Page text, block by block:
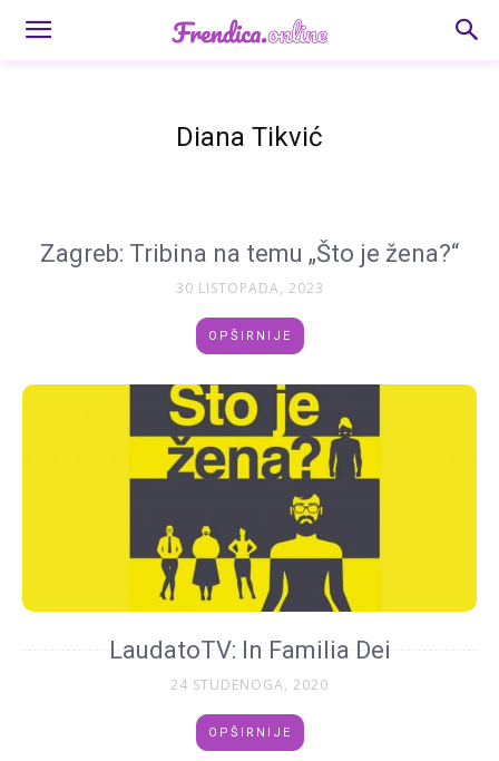
Diana Tikvić
Zagreb: Tribina na temu „Što je žena?“
30 LISTOPADA, 2023
OPŠIRNIJE
LaudatoTV: In Familia Dei
24 STUDENOGA, 2020
OPŠIRNIJE